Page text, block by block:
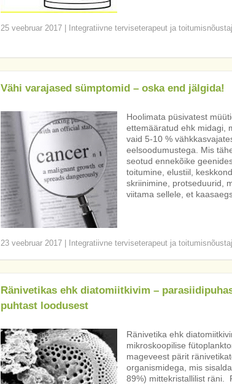
25 veebruar 2017| Integratiivne terviseterapeut ja
Vähi varajased sümptomid – oska end jälgida!
Hoolimata püsivatest
ettemääratud ehk midagi,
vaid 5-10 %
eelsoodumustega. Mis
seotud ennekõike
toitumine, elustiil,
skriinimine, protseduurid,
viitama sellele, et
23 veebruar 2017| Integratiivne terviseterapeut ja
Ränivetikas ehk diatomiitkivim –
puhtast loodusest
Ränivetika ehk
mikroskoopilise
mageveest pärit
organismidega, mis
89%) mittekristallilist räni.